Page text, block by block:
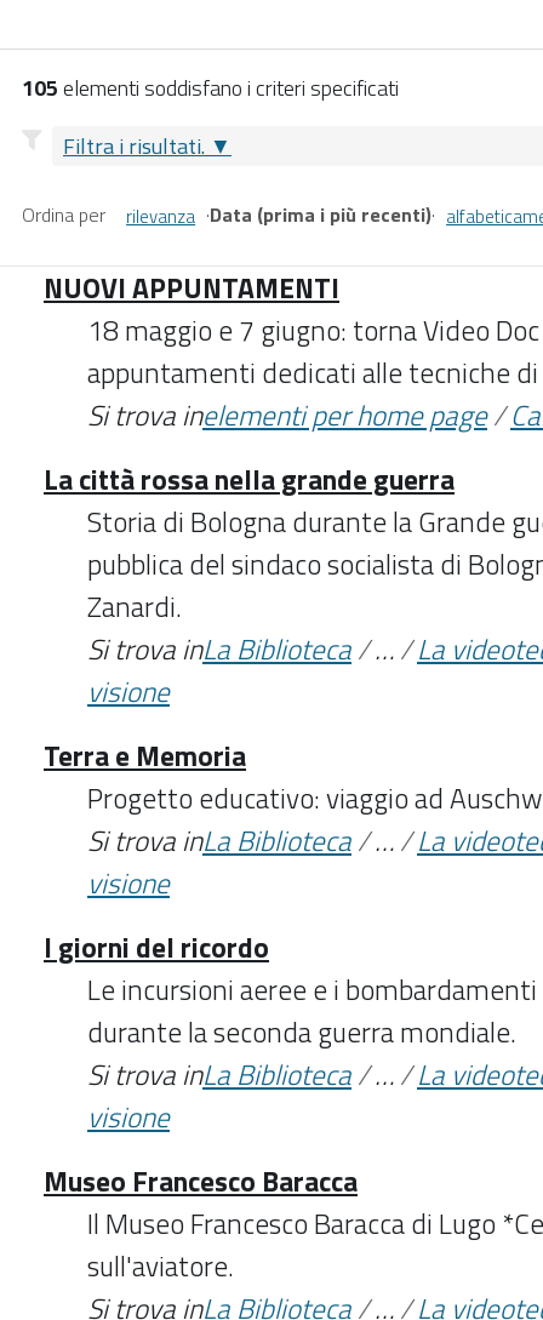
105elementi soddisfano i criteri specificati
Filtra i risultati.
Ordina per rilevanza ·Data (prima i più recenti)·
NUOVI APPUNTAMENTI
18 maggio e 7 giugno: torna Video
appuntamenti dedicati alle tecniche di
Si trova inelementi per home page/
La città rossa nella grande guerra
Storia di Bologna durante la Grande
pubblica del sindaco socialista di
Zanardi.
Si trova inLa Biblioteca/…/La
visione
Terra e Memoria
Progetto educativo: viaggio ad
Si trova inLa Biblioteca/…/La
visione
I giorni del ricordo
Le incursioni aeree e i bombardamenti
durante la seconda guerra mondiale.
Si trova inLa Biblioteca/…/La
visione
Museo Francesco Baracca
Il Museo Francesco Baracca di Lugo
sull'aviatore.
Si trova inLa Biblioteca/…/La